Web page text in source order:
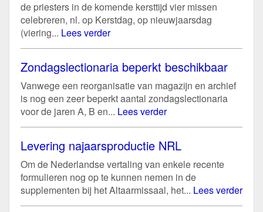
de priesters in de komende kersttijd vier missen
celebreren, nl. op Kerstdag, op nieuwjaarsdag
(viering... Lees verder
Zondagslectionaria beperkt beschikbaar
Vanwege een reorganisatie van magazijn en archief
is nog een zeer beperkt aantal zondagslectionaria
voor de jaren A, B en... Lees verder
Levering najaarsproductie NRL
Om de Nederlandse vertaling van enkele recente
formulieren nog op te kunnen nemen in de
supplementen bij het Altaarmissaal, het... Lees verder